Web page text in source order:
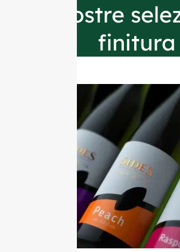
Le nostre
finitura